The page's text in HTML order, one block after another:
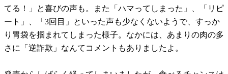
てる！」と喜びの声も。また「ハマってしまった」、「リピ
ート」、「3回目」といった声も少なくないようで、すっか
り胃袋を掴まれてしまった様子。なかには、あまりの肉の多
さに「逆詐欺」なんてコメントもありましたよ。